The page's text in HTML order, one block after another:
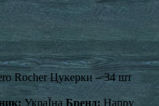
Rocher Цукерки – 34 шт
УкраЇна Бренд: Happy